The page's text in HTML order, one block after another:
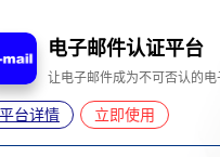
AIGC PAS平台
为人工智能生成内容提供溯
平台详情 立即使用